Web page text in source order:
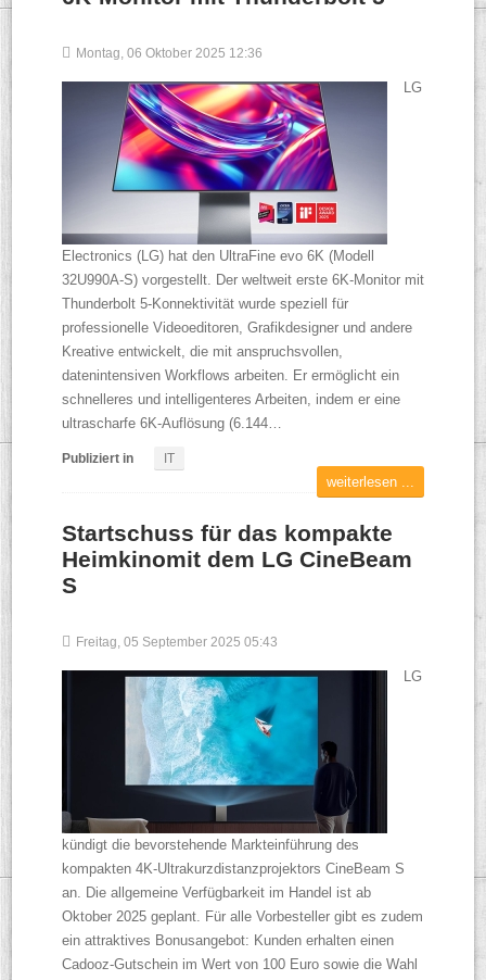
Montag, 06 Oktober 2025 12:36
LG
Electronics (LG) hat den UltraFine evo 6K (Modell
32U990A-S) vorgestellt. Der weltweit erste 6K-Monitor mit
Thunderbolt 5-Konnektivität wurde speziell für
professionelle Videoeditoren, Grafikdesigner und andere
Kreative entwickelt, die mit anspruchsvollen,
datenintensiven Workflows arbeiten. Er ermöglicht ein
schnelleres und intelligenteres Arbeiten, indem er eine
ultrascharfe 6K-Auflösung (6.144…
Publiziert in IT
weiterlesen ...
Startschuss für das kompakte
Heimkinomit dem LG CineBeam
S
Freitag, 05 September 2025 05:43
LG
kündigt die bevorstehende Markteinführung des
kompakten 4K-Ultrakurzdistanzprojektors CineBeam S
an. Die allgemeine Verfügbarkeit im Handel ist ab
Oktober 2025 geplant. Für alle Vorbesteller gibt es zudem
ein attraktives Bonusangebot: Kunden erhalten einen
Cadooz-Gutschein im Wert von 100 Euro sowie die Wahl